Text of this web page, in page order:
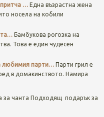
притча … Една възрастна жена
носела на кобили
Бамбукова рогозка на
Това е един чудесен
любимия парти…Парти грил е
в домакинството. Намира
за чанта Подходящ подарък за